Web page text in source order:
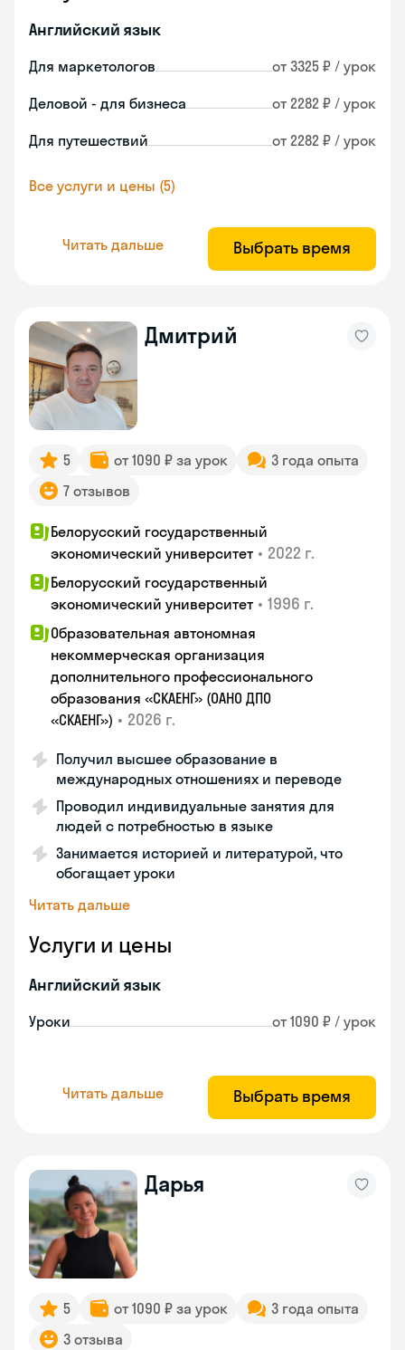
Английский язык
Для маркетологов от 3325 ₽ / урок
Деловой - для бизнеса от 2282 ₽ / урок
Для путешествий от 2282 ₽ / урок
Все услуги и цены (5)
Читать дальше Выбрать время
Дмитрий
5 от 1090 ₽ за урок
3 года опыта
7 отзывов
Белорусский государственный
экономический университет • 2022 г.
Белорусский государственный
экономический университет • 1996 г.
Образовательная автономная
некоммерческая организация
дополнительного профессионального
образования «СКАЕНГ» (ОАНО ДПО
«СКАЕНГ») • 2026 г.
Получил высшее образование в
международных отношениях и переводе
Проводил индивидуальные занятия для
людей с потребностью в языке
Занимается историей и литературой, что
обогащает уроки
Читать дальше
Услуги и цены
Английский язык
Уроки от 1090 ₽ / урок
Читать дальше Выбрать время
Дарья
5 от 1090 ₽ за урок
3 года опыта
3 отзыва